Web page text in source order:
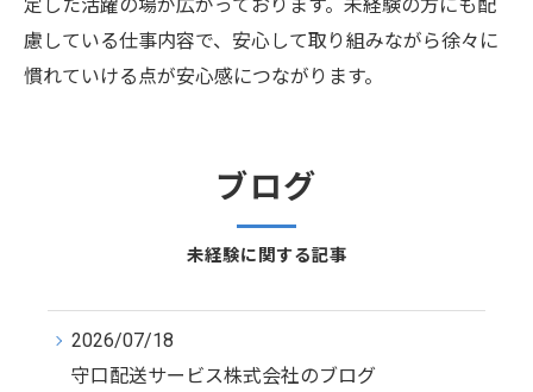
定した活躍の場が広がっております。未経験の方にも配
慮している仕事内容で、安心して取り組みながら徐々に
慣れていける点が安心感につながります。
ブログ
未経験に関する記事
2026/07/18
守口配送サービス株式会社のブログ